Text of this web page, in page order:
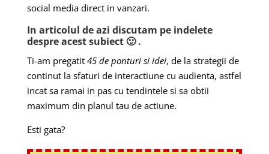
social media direct in vanzari.
In articolul de azi discutam pe indelete
despre acest subiect 🙂 .
Ti-am pregatit 45 de ponturi si idei, de la strategii de
continut la sfaturi de interactiune cu audienta, astfel
incat sa ramai in pas cu tendintele si sa obtii
maximum din planul tau de actiune.
Esti gata?